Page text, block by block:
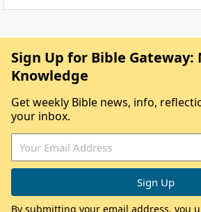
Sign Up for Bible Gateway:
Knowledge
Get weekly Bible news, info,
your inbox.
By submitting your email address, you